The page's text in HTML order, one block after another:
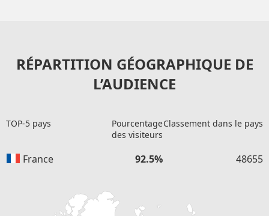
RÉPARTITION GÉOGRAPHIQUE DE
L’AUDIENCE
TOP-5 pays
Pourcentage
des visiteurs
Classement dans le pays
France 92.5% 48655